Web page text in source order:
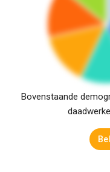
Bovenstaande